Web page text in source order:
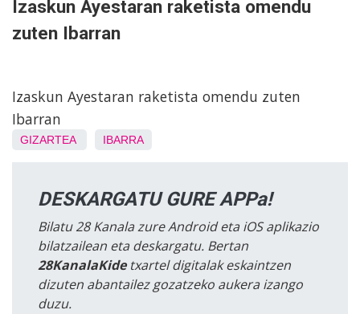
Izaskun Ayestaran raketista omendu
zuten Ibarran
Izaskun Ayestaran raketista omendu zuten
Ibarran
GIZARTEA IBARRA
DESKARGATU GURE APPa!
Bilatu 28 Kanala zure Android eta iOS aplikazio
bilatzailean eta deskargatu. Bertan
28KanalaKidetxartel digitalak eskaintzen
dizuten abantailez gozatzeko aukera izango
duzu.